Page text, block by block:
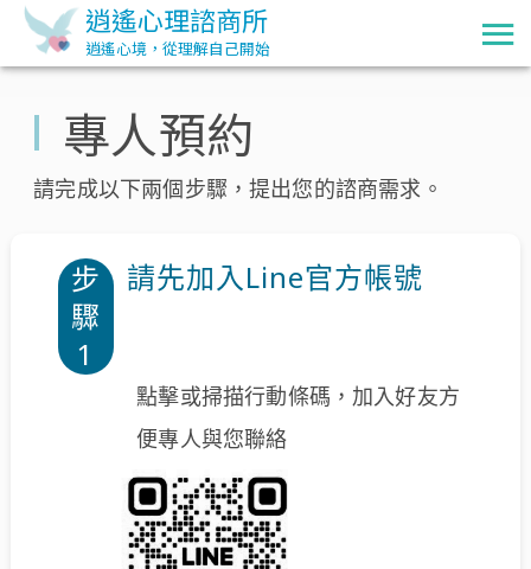
逍遙心理諮商所
逍遙心境，從理解自己開始
專人預約
請完成以下兩個步驟，提出您的諮商需求。
步
驟
1
請先加入Line官方帳號
點擊或掃描行動條碼，加入好友方
便專人與您聯絡